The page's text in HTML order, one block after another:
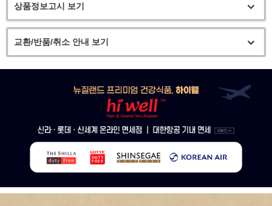
상품정보고시 보기
교환/반품/취소 안내 보기